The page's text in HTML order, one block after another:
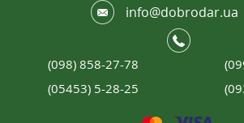
info@dobrodar.ua
(098) 858-27-78
(05453) 5-28-25